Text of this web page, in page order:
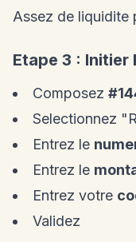
Assez de liquidite
Etape 3 : Initier
Composez
Selectionnez
Entrez le
Entrez le
Entrez votre
Validez